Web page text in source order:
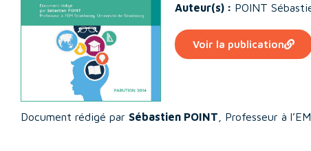
Auteur(s) : POINT
Voir la publication
Document rédigé par Sébastien POINT , Professeur à